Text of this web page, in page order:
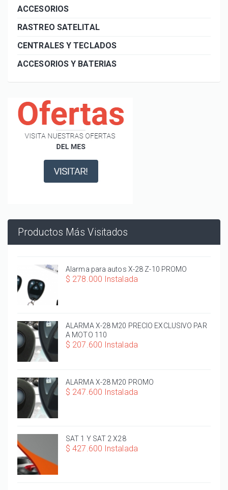
ACCESORIOS
RASTREO SATELITAL
CENTRALES Y TECLADOS
ACCESORIOS Y BATERIAS
Productos Más Visitados
Alarma para autos X-28 Z-10 PROMO
$ 278.000 Instalada
ALARMA X-28 M20 PRECIO EXCLUSIVO PAR
A MOTO 110
$ 207.600 Instalada
ALARMA X-28 M20 PROMO
$ 247.600 Instalada
SAT 1 Y SAT 2 X28
$ 427.600 Instalada